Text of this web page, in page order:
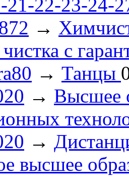
21-22-23-24-
→
с
→ Танцы
→ Высшее
→
высшее